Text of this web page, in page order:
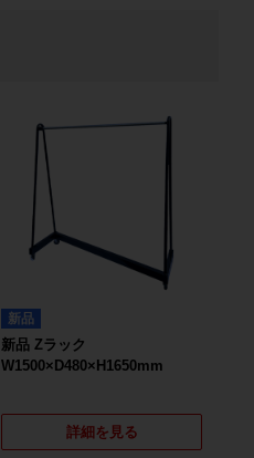
新品
新品 Zラック
W1500×D480×H1650mm
詳細を見る